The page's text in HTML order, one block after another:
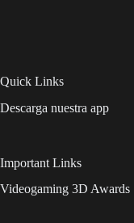
Quick Links
Descarga nuestra app
Important Links
Videogaming 3D Awards